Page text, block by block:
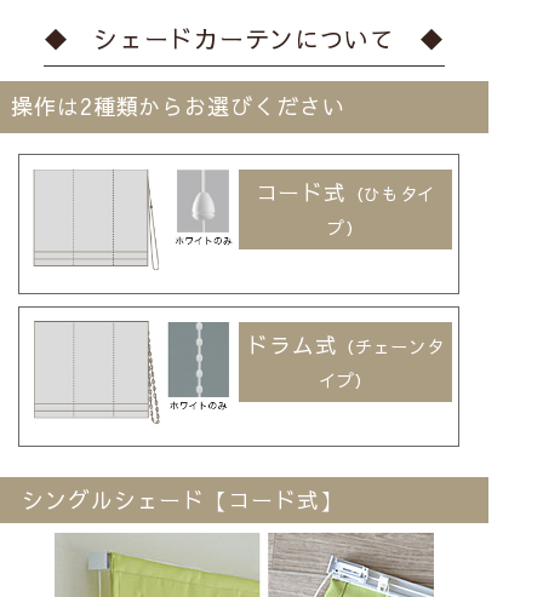
◆ シェードカーテンについて ◆
操作は2種類からお選びください
コード式 （ひもタイ
プ）
ドラム式 （チェーンタ
イプ）
シングルシェード【コード式】